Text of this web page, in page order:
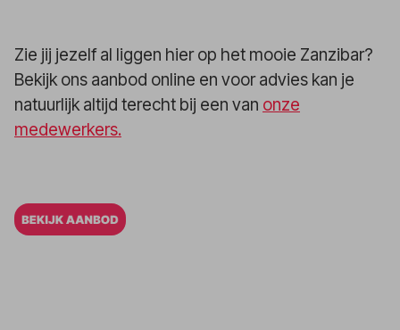
Zie jij jezelf al liggen hier op het mooie Zanzibar?
Bekijk ons aanbod online en voor advies kan je
natuurlijk altijd terecht bij een van onze
medewerkers.